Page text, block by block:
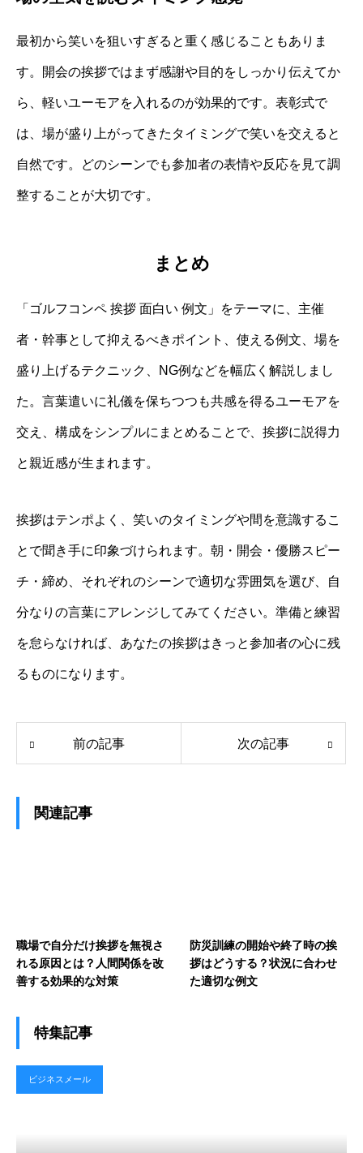
最初から笑いを狙いすぎると重く感じることもありま
す。開会の挨拶ではまず感謝や目的をしっかり伝えてか
ら、軽いユーモアを入れるのが効果的です。表彰式で
は、場が盛り上がってきたタイミングで笑いを交えると
自然です。どのシーンでも参加者の表情や反応を見て調
整することが大切です。
まとめ
「ゴルフコンペ 挨拶 面白い 例文」をテーマに、主催
者・幹事として抑えるべきポイント、使える例文、場を
盛り上げるテクニック、NG例などを幅広く解説しまし
た。言葉遣いに礼儀を保ちつつも共感を得るユーモアを
交え、構成をシンプルにまとめることで、挨拶に説得力
と親近感が生まれます。
挨拶はテンポよく、笑いのタイミングや間を意識するこ
とで聞き手に印象づけられます。朝・開会・優勝スピー
チ・締め、それぞれのシーンで適切な雰囲気を選び、自
分なりの言葉にアレンジしてみてください。準備と練習
を怠らなければ、あなたの挨拶はきっと参加者の心に残
るものになります。
前の記事 次の記事
関連記事
職場で自分だけ挨拶を無視さ
れる原因とは？人間関係を改
善する効果的な対策
防災訓練の開始や終了時の挨
拶はどうする？状況に合わせ
た適切な例文
特集記事
ビジネスメール